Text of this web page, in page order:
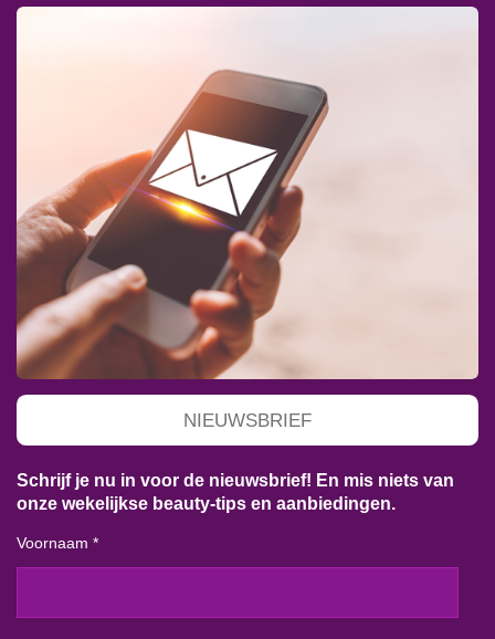
NIEUWSBRIEF
Schrijf je nu in voor de nieuwsbrief! En mis niets van
onze wekelijkse beauty-tips en aanbiedingen.
Voornaam *